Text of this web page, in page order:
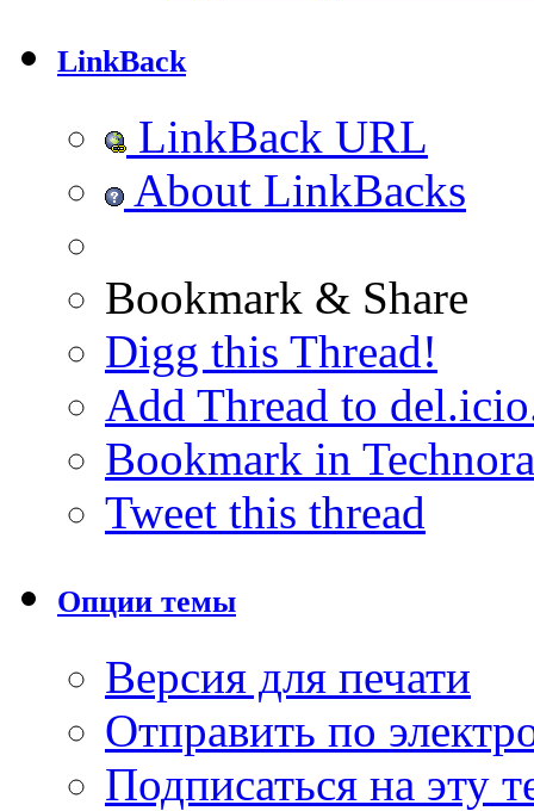
LinkBack
LinkBack URL
About LinkBacks
Bookmark & Share
Digg this Thread!
Add Thread to
Bookmark in
Tweet this thread
Опции темы
Версия для печати
Отправить по
Подписаться на эту